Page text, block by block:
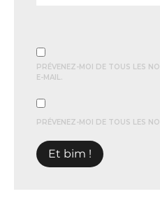
PRÉVENEZ-MOI DE TOUS LES
E-MAIL.
PRÉVENEZ-MOI DE TOUS LES